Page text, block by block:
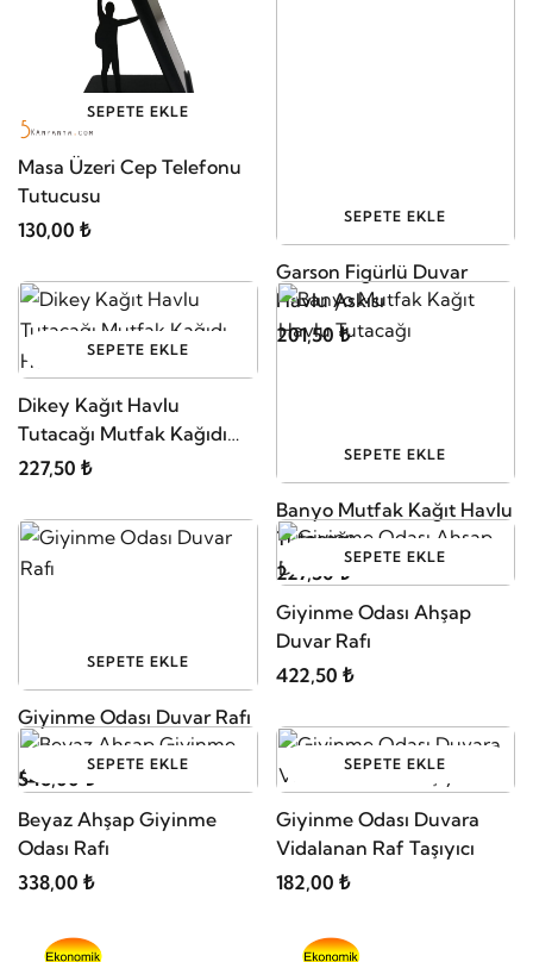
SEPETE EKLE
Masa Üzeri Cep Telefonu
Tutucusu
130,00 ₺
SEPETE EKLE
Garson Figürlü Duvar
Havlu Askısı
201,50 ₺
SEPETE EKLE
Dikey Kağıt Havlu
Tutacağı Mutfak Kağıdı
Havlu Askısı
227,50 ₺
SEPETE EKLE
Banyo Mutfak Kağıt Havlu
Tutacağı
227,50 ₺
SEPETE EKLE
Giyinme Odası Duvar Rafı
546,00 ₺
SEPETE EKLE
Giyinme Odası Ahşap
Duvar Rafı
422,50 ₺
SEPETE EKLE
Beyaz Ahşap Giyinme
Odası Rafı
338,00 ₺
SEPETE EKLE
Giyinme Odası Duvara
Vidalanan Raf Taşıyıcı
182,00 ₺